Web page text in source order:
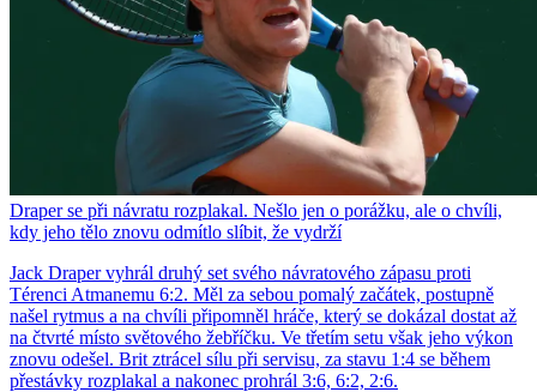
Draper se při návratu rozplakal. Nešlo jen o porážku, ale o chvíli,
kdy jeho tělo znovu odmítlo slíbit, že vydrží
Jack Draper vyhrál druhý set svého návratového zápasu proti
Térenci Atmanemu 6:2. Měl za sebou pomalý začátek, postupně
našel rytmus a na chvíli připomněl hráče, který se dokázal dostat až
na čtvrté místo světového žebříčku. Ve třetím setu však jeho výkon
znovu odešel. Brit ztrácel sílu při servisu, za stavu 1:4 se během
přestávky rozplakal a nakonec prohrál 3:6, 6:2, 2:6.